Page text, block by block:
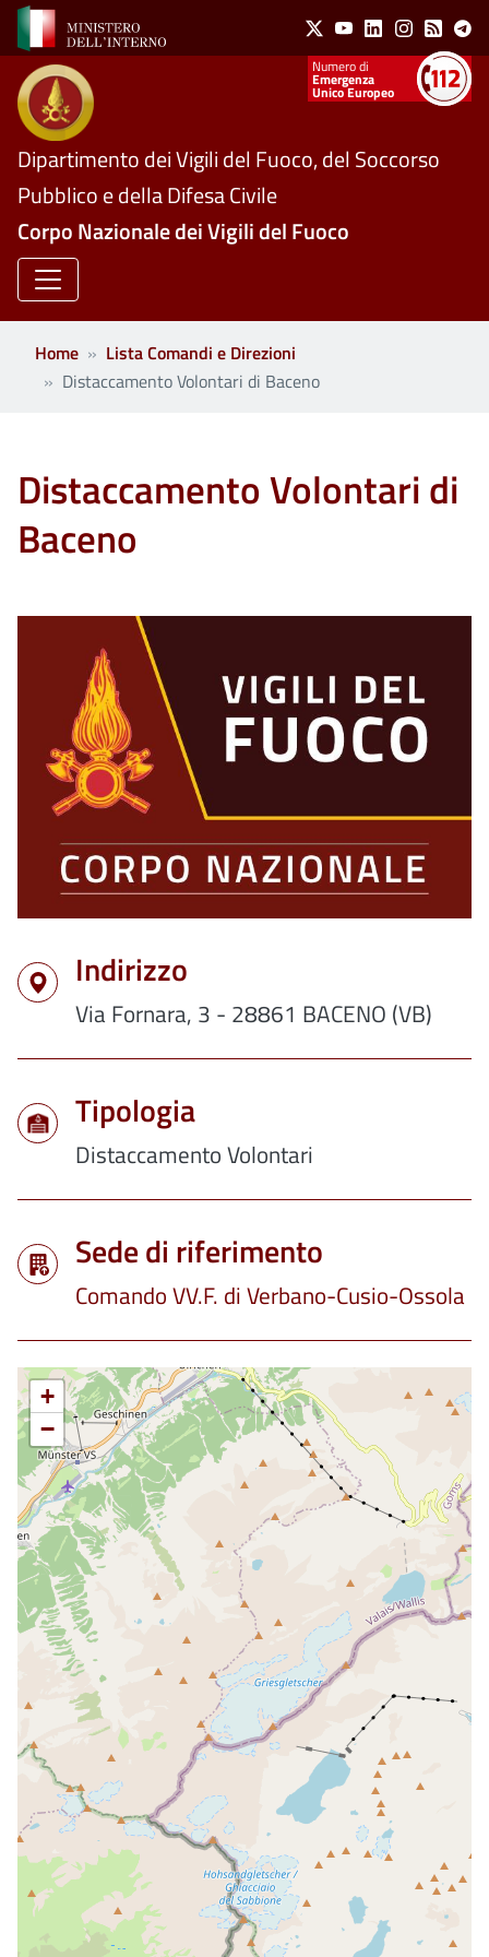
Salta al contenuto principale Social Menu
X YoutubeLinkedinInstagram
Feed
Numeri utili
Emergenza
Unico Europeo
Dipartimento dei Vigili del Fuoco, del Soccorso
Pubblico e della Difesa Civile
Corpo Nazionale dei Vigili del Fuoco
Home
Lista Comandi e Direzioni
Distaccamento Volontari di Baceno
Distaccamento Volontari di
Baceno
Indirizzo
Via Fornara, 3 - 28861 BACENO (VB)
Tipologia
Distaccamento Volontari
Sede di riferimento
Comando VV.F. di Verbano-Cusio-Ossola
+
−